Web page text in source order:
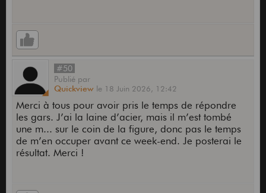
#50
Publié par
Quickview le 18 Juin 2026, 12:42
Merci à tous pour avoir pris le temps de répondre
les gars. J’ai la laine d’acier, mais il m’est tombé
une m... sur le coin de la figure, donc pas le temps
de m’en occuper avant ce week-end. Je posterai le
résultat. Merci !